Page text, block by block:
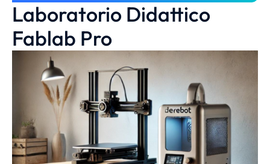
Laboratorio Didattico
Fablab Pro